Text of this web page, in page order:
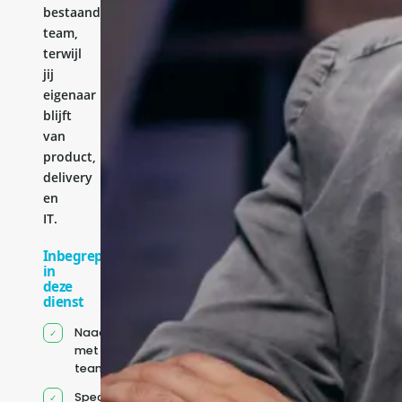
bestaande
team,
terwijl
jij
eigenaar
blijft
van
product,
delivery
en
IT.
Inbegrepen
in
deze
dienst
Naadloze integratie
met jouw bestaande
team
Specifiek voor jou